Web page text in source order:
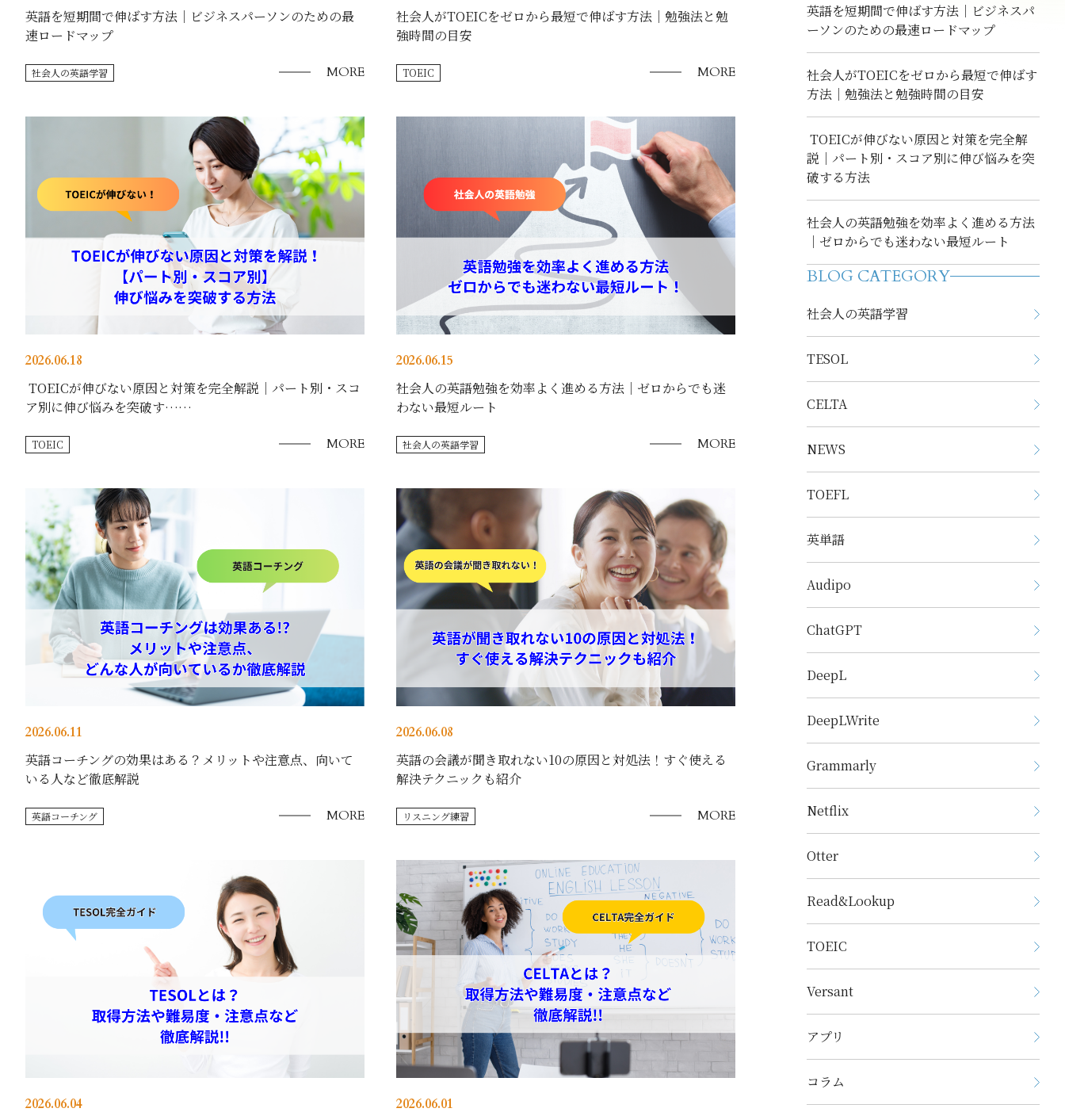
英語を短期間で伸ばす方法｜ビジネスパーソンのための最
速ロードマップ
社会人の英語学習 MORE
社会人がTOEICをゼロから最短で伸ばす方法｜勉強法と勉
強時間の目安
TOEIC MORE
2026.06.18
TOEICが伸びない原因と対策を完全解説｜パート別・スコ
ア別に伸び悩みを突破す……
TOEIC MORE
2026.06.15
社会人の英語勉強を効率よく進める方法｜ゼロからでも迷
わない最短ルート
社会人の英語学習 MORE
2026.06.11
英語コーチングの効果はある？メリットや注意点、向いて
いる人など徹底解説
英語コーチング MORE
2026.06.08
英語の会議が聞き取れない10の原因と対処法！すぐ使える
解決テクニックも紹介
リスニング練習 MORE
2026.06.04 2026.06.01
英語を短期間で伸ばす方法｜ビジネスパ
ーソンのための最速ロードマップ
社会人がTOEICをゼロから最短で伸ばす
方法｜勉強法と勉強時間の目安
TOEICが伸びない原因と対策を完全解
説｜パート別・スコア別に伸び悩みを突
破する方法
社会人の英語勉強を効率よく進める方法
｜ゼロからでも迷わない最短ルート
BLOG CATEGORY
社会人の英語学習
TESOL
CELTA
NEWS
TOEFL
英単語
Audipo
ChatGPT
DeepL
DeepLWrite
Grammarly
Netflix
Otter
Read&Lookup
TOEIC
Versant
アプリ
コラム